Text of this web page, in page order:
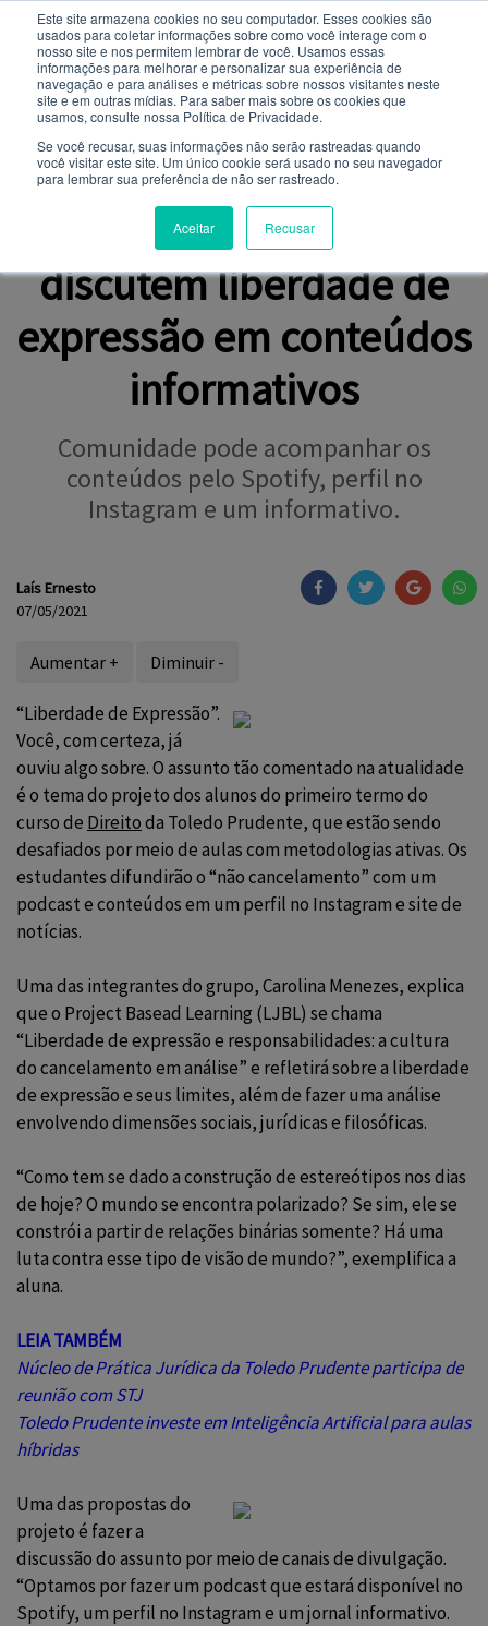
Este site armazena cookies no seu computador. Esses cookies são
usados ​​para coletar informações sobre como você interage com o
nosso site e nos permitem lembrar de você. Usamos essas
informações para melhorar e personalizar sua experiência de
navegação e para análises e métricas sobre nossos visitantes neste
site e em outras mídias. Para saber mais sobre os cookies que
usamos, consulte nossa Política de Privacidade.
Se você recusar, suas informações não serão rastreadas quando
você visitar este site. Um único cookie será usado no seu navegador
para lembrar sua preferência de não ser rastreado.
Aceitar Recusar
NOTÍCIAS
METODOLOGIA ATIVA
Alunos de Direito
discutem liberdade de
expressão em conteúdos
informativos
Comunidade pode acompanhar os
conteúdos pelo Spotify, perfil no
Instagram e um informativo.
Laís Ernesto
07/05/2021
Aumentar + Diminuir -
“Liberdade de Expressão”.
Você, com certeza, já
ouviu algo sobre. O assunto tão comentado na atualidade
é o tema do projeto dos alunos do primeiro termo do
curso de Direitoda Toledo Prudente, que estão sendo
desafiados por meio de aulas com metodologias ativas. Os
estudantes difundirão o “não cancelamento” com um
podcast e conteúdos em um perfil no Instagram e site de
notícias.
Uma das integrantes do grupo, Carolina Menezes, explica
que o Project Basead Learning (LJBL) se chama
“Liberdade de expressão e responsabilidades: a cultura
do cancelamento em análise” e refletirá sobre a liberdade
de expressão e seus limites, além de fazer uma análise
envolvendo dimensões sociais, jurídicas e filosóficas.
“Como tem se dado a construção de estereótipos nos dias
de hoje? O mundo se encontra polarizado? Se sim, ele se
constrói a partir de relações binárias somente? Há uma
luta contra esse tipo de visão de mundo?”, exemplifica a
aluna.
LEIA TAMBÉM
Núcleo de Prática Jurídica da Toledo Prudente participa de
reunião com STJ
Toledo Prudente investe em Inteligência Artificial para aulas
híbridas
Uma das propostas do
projeto é fazer a
discussão do assunto por meio de canais de divulgação.
“Optamos por fazer um podcast que estará disponível no
Spotify, um perfil no Instagram e um jornal informativo.
Você quer receber notificações e não perder nenhuma
notícia importante?